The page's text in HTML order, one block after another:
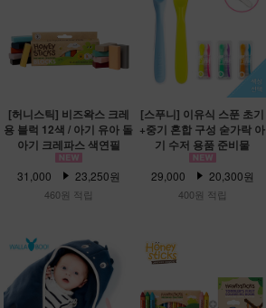
[허니스틱] 비즈왁스 크레
용 블럭 12색 / 아기 유아 돌
아기 크레파스 색연필
31,000 23,250원
460원 적립
[스푸니] 이유식 스푼 초기
+중기 혼합 구성 숟가락 아
기 수저 용품 준비물
29,000 20,300원
400원 적립